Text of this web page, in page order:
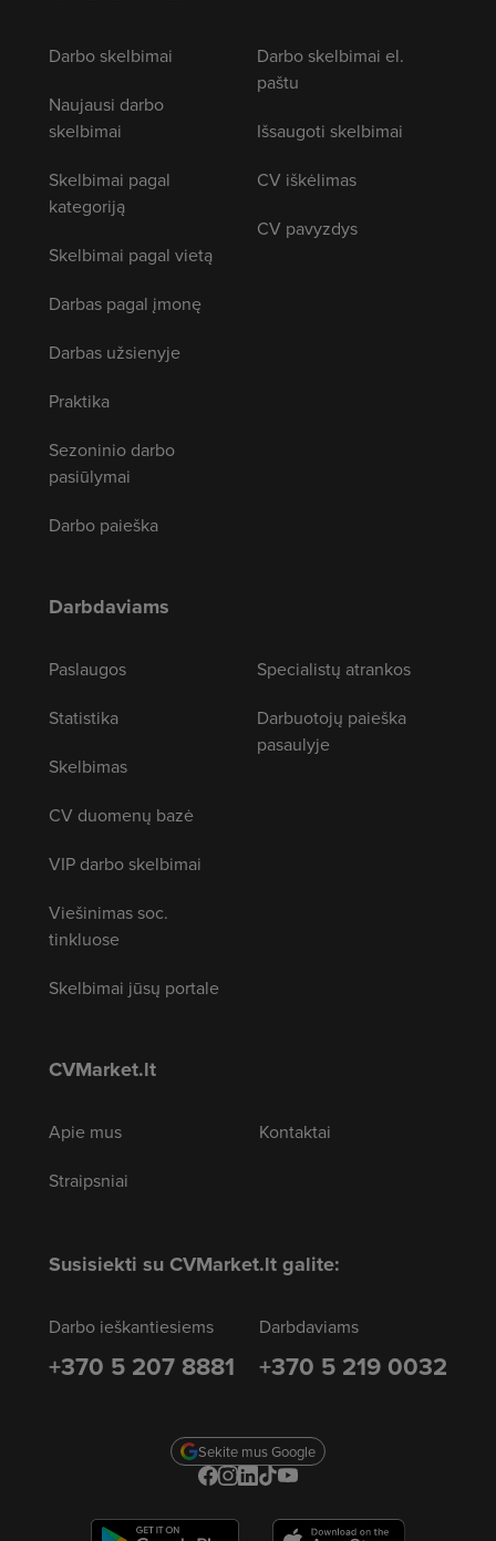
Darbo skelbimai
Naujausi darbo
skelbimai
Skelbimai pagal
kategoriją
Skelbimai pagal vietą
Darbas pagal įmonę
Darbas užsienyje
Praktika
Sezoninio darbo
pasiūlymai
Darbo paieška
Darbo skelbimai el.
paštu
Išsaugoti skelbimai
CV iškėlimas
CV pavyzdys
Darbdaviams
Paslaugos
Statistika
Skelbimas
CV duomenų bazė
VIP darbo skelbimai
Viešinimas soc.
tinkluose
Skelbimai jūsų portale
Specialistų atrankos
Darbuotojų paieška
pasaulyje
CVMarket.lt
Apie mus
Straipsniai
Kontaktai
Susisiekti su CVMarket.lt galite:
Darbo ieškantiesiems
+370 5 207 8881
Darbdaviams
+370 5 219 0032
Sekite mus Google